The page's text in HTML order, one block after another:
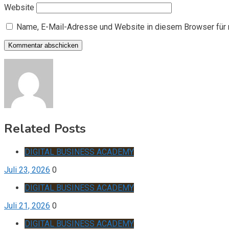
Website
Name, E-Mail-Adresse und Website in diesem Browser
Related Posts
DIGITAL BUSINESS ACADEMY
Juli 23, 2026 0
DIGITAL BUSINESS ACADEMY
Juli 21, 2026 0
DIGITAL BUSINESS ACADEMY